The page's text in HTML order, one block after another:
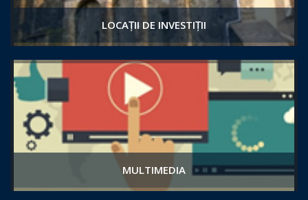
LOCAȚII DE INVESTIȚII
MULTIMEDIA